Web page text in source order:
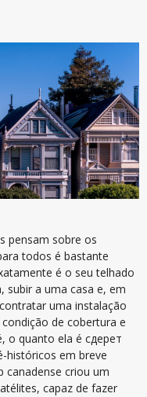
pensam sobre os
todos é bastante
é o seu telhado
subir a uma casa e, em
uma instalação
de cobertura e
o quanto ela é сдерет
históricos em breve
canadense criou um
capaz de fazer